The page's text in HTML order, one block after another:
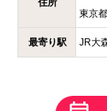
住所
東京都
最寄り駅 JR大